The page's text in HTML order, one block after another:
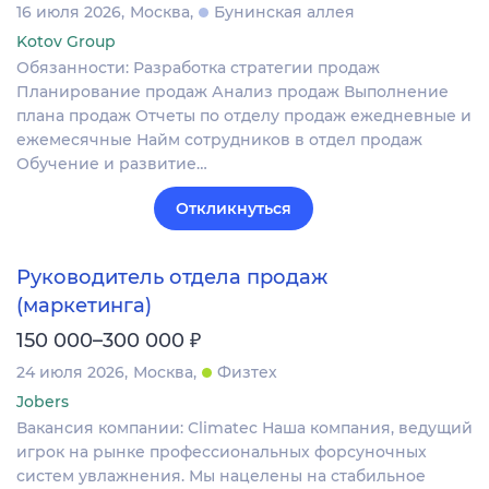
16 июля 2026 Москва
Бунинская аллея
Kotov Group
Обязанности: Разработка стратегии продаж
Планирование продаж Анализ продаж Выполнение
плана продаж Отчеты по отделу продаж ежедневные и
ежемесячные Найм сотрудников в отдел продаж
Обучение и развитие…
Откликнуться
Руководитель отдела продаж
(маркетинга)
150 000–300 000 ₽
24 июля 2026 Москва
Физтех
Jobers
Вакансия компании: Climatec Наша компания, ведущий
игрок на рынке профессиональных форсуночных
систем увлажнения. Мы нацелены на стабильное